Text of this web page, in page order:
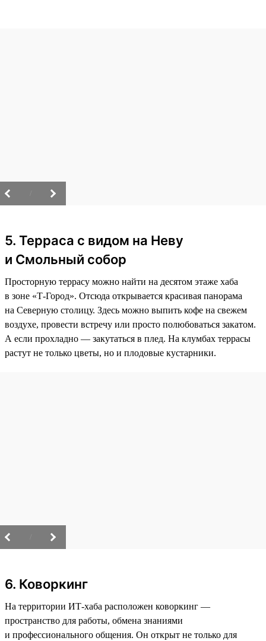
5. Терраса с видом на Неву
и Смольный собор
Просторную террасу можно найти на десятом этаже хаба
в зоне «Т-Город». Отсюда открывается красивая панорама
на Северную столицу. Здесь можно выпить кофе на свежем
воздухе, провести встречу или просто полюбоваться закатом.
А если прохладно — закутаться в плед. На клумбах террасы
растут не только цветы, но и плодовые кустарники.
6. Коворкинг
На территории ИТ-хаба расположен коворкинг —
пространство для работы, обмена знаниями
и профессионального общения. Он открыт не только для